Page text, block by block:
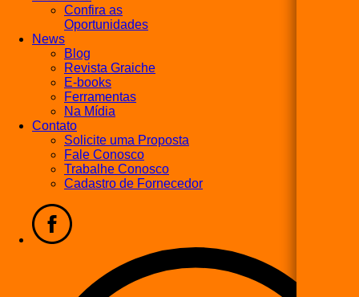
Confira as
Oportunidades
News
Blog
Revista Graiche
E-books
Ferramentas
Na Mídia
Contato
Solicite uma Proposta
Fale Conosco
Trabalhe Conosco
Cadastro de Fornecedor